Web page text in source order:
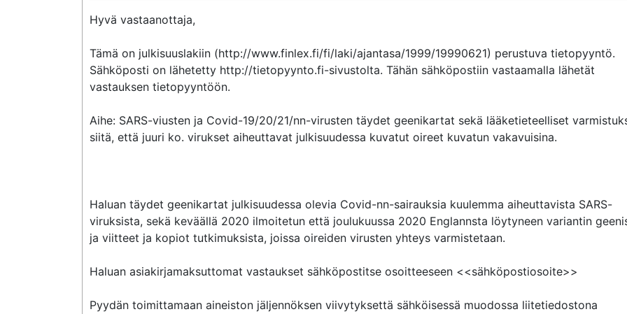
Hyvä vastaanottaja,
Tämä on julkisuuslakiin (http://www.finlex.fi/fi/laki/ajantasa/1999/19990621) perustuva tietopyyntö.
Sähköposti on lähetetty http://tietopyynto.fi-sivustolta. Tähän sähköpostiin vastaamalla lähetät
vastauksen tietopyyntöön.
Aihe: SARS-viusten ja Covid-19/20/21/nn-virusten täydet geenikartat sekä lääketieteelliset
siitä, että juuri ko. virukset aiheuttavat julkisuudessa kuvatut oireet kuvatun vakavuisina.
Haluan täydet geenikartat julkisuudessa olevia Covid-nn-sairauksia kuulemma aiheuttavista SARS-
viruksista, sekä keväällä 2020 ilmoitetun että joulukuussa 2020 Englannsta löytyneen variantin
ja viitteet ja kopiot tutkimuksista, joissa oireiden virusten yhteys varmistetaan.
Haluan asiakirjamaksuttomat vastaukset sähköpostitse osoitteeseen <<sähköpostiosoite>>
Pyydän toimittamaan aineiston jäljennöksen viivytyksettä sähköisessä muodossa liitetiedostona